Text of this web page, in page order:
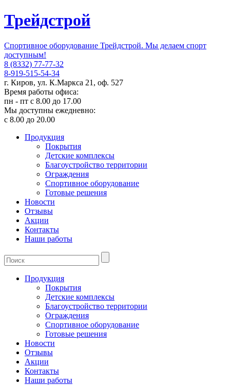
Трейдстрой
Спортивное оборудование Трейдстрой. Мы делаем спорт
доступным!
8 (8332) 77-77-32
8-919-515-54-34
г. Киров, ул. К.Маркса 21, оф. 527
Время работы офиса:
пн - пт с 8.00 до 17.00
Мы доступны ежедневно:
с 8.00 до 20.00
Продукция
Покрытия
Детские комплексы
Благоустройство территории
Ограждения
Спортивное оборудование
Готовые решения
Новости
Отзывы
Акции
Контакты
Наши работы
Продукция
Покрытия
Детские комплексы
Благоустройство территории
Ограждения
Спортивное оборудование
Готовые решения
Новости
Отзывы
Акции
Контакты
Наши работы